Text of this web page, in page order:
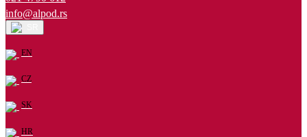
info@alpod.rs
EN
CZ
SK
HR